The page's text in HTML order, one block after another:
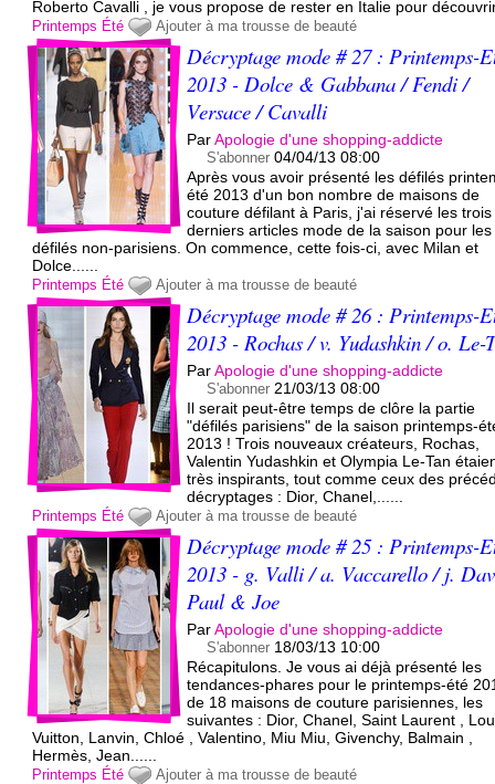
Roberto Cavalli , je vous propose de rester en Italie pour
Printemps Été Ajouter à ma trousse de beauté
Décryptage mode # 27 : Printemps-
2013 - Dolce & Gabbana / Fendi /
Versace / Cavalli
ParApologie d'une shopping-addicte
S'abonner 04/04/13 08:00
Après vous avoir présenté les défilés
été 2013 d'un bon nombre de maisons de
couture défilant à Paris, j'ai réservé les trois
derniers articles mode de la saison pour les
défilés non-parisiens. On commence, cette fois-ci, avec Milan et
Dolce......
Printemps Été Ajouter à ma trousse de beauté
Décryptage mode # 26 : Printemps-
2013 - Rochas / v. Yudashkin / o. Le-
ParApologie d'une shopping-addicte
S'abonner 21/03/13 08:00
Il serait peut-être temps de clôre la partie
"défilés parisiens" de la saison printemps-
2013 ! Trois nouveaux créateurs, Rochas,
Valentin Yudashkin et Olympia Le-Tan
très inspirants, tout comme ceux des
décryptages : Dior, Chanel,......
Printemps Été Ajouter à ma trousse de beauté
Décryptage mode # 25 : Printemps-
2013 - g. Valli / a. Vaccarello / j.
Paul & Joe
ParApologie d'une shopping-addicte
S'abonner 18/03/13 10:00
Récapitulons. Je vous ai déjà présenté les
tendances-phares pour le printemps-été
de 18 maisons de couture parisiennes, les
suivantes : Dior, Chanel, Saint Laurent ,
Vuitton, Lanvin, Chloé , Valentino, Miu Miu, Givenchy, Balmain ,
Hermès, Jean......
Printemps Été Ajouter à ma trousse de beauté